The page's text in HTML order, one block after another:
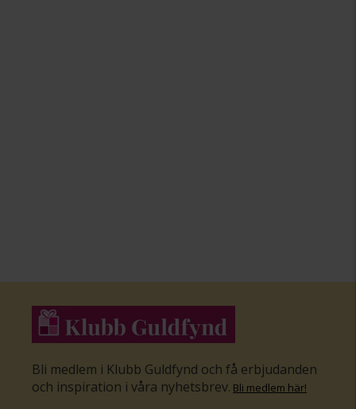
Bli medlem i Klubb Guldfynd och få erbjudanden
och inspiration i våra nyhetsbrev. Bli medlem här!